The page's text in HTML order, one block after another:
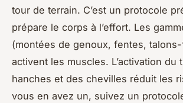
tour de terrain. C’est un protocole
prépare le corps à l’effort. Les
(montées de genoux, fentes,
activent les muscles. L’activation du
hanches et des chevilles réduit les
vous en avez un, suivez un